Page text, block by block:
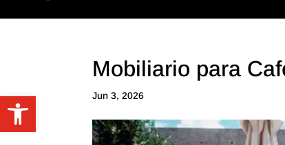
Abrir barra de herramientas
Mobiliario para
Jun 3, 2026